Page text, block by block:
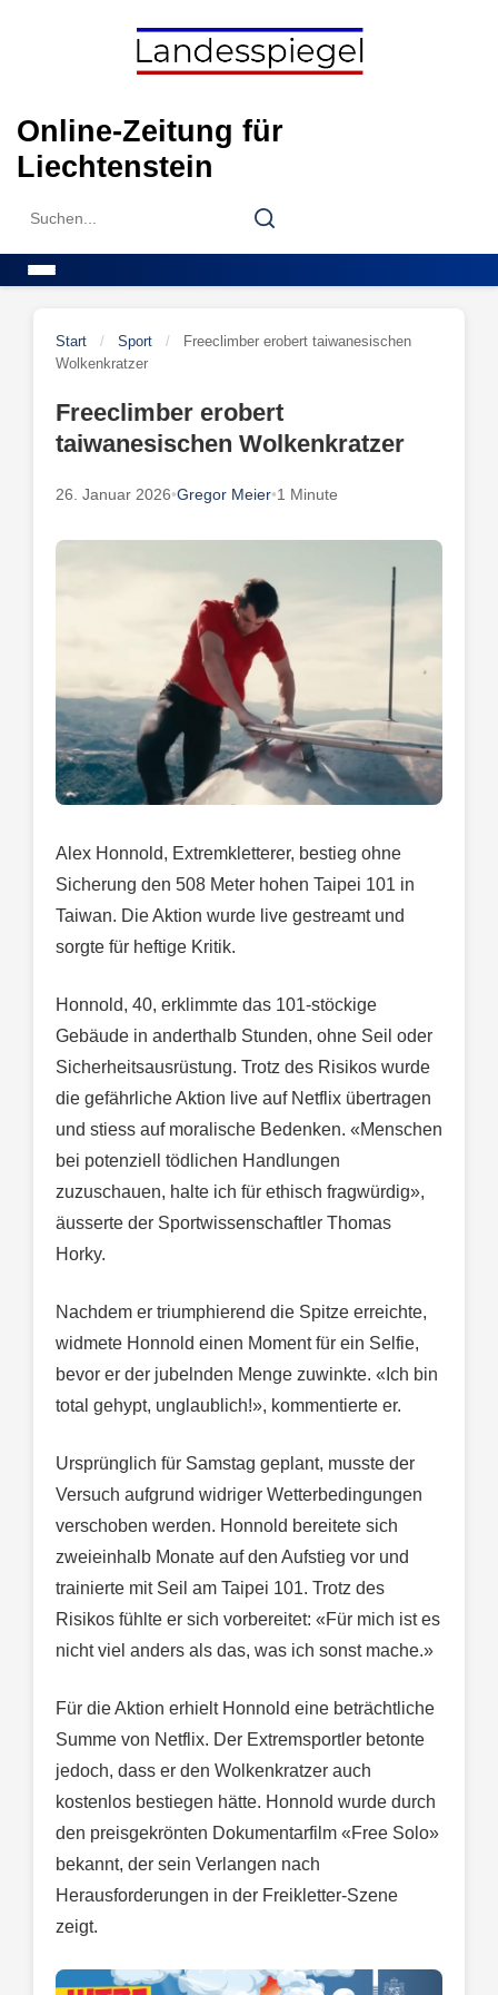
Online-Zeitung für
Liechtenstein
Search
Search
Start / Sport /
Freeclimber erobert taiwanesischen
Wolkenkratzer
Freeclimber erobert
taiwanesischen Wolkenkratzer
26. Januar 2026•Gregor Meier•1 Minute
Alex Honnold, Extremkletterer, bestieg ohne
Sicherung den 508 Meter hohen Taipei 101 in
Taiwan. Die Aktion wurde live gestreamt und
sorgte für heftige Kritik.
Honnold, 40, erklimmte das 101-stöckige
Gebäude in anderthalb Stunden, ohne Seil oder
Sicherheitsausrüstung. Trotz des Risikos wurde
die gefährliche Aktion live auf Netflix übertragen
und stiess auf moralische Bedenken. «Menschen
bei potenziell tödlichen Handlungen
zuzuschauen, halte ich für ethisch fragwürdig»,
äusserte der Sportwissenschaftler Thomas
Horky.
Nachdem er triumphierend die Spitze erreichte,
widmete Honnold einen Moment für ein Selfie,
bevor er der jubelnden Menge zuwinkte. «Ich bin
total gehypt, unglaublich!», kommentierte er.
Ursprünglich für Samstag geplant, musste der
Versuch aufgrund widriger Wetterbedingungen
verschoben werden. Honnold bereitete sich
zweieinhalb Monate auf den Aufstieg vor und
trainierte mit Seil am Taipei 101. Trotz des
Risikos fühlte er sich vorbereitet: «Für mich ist es
nicht viel anders als das, was ich sonst mache.»
Für die Aktion erhielt Honnold eine beträchtliche
Summe von Netflix. Der Extremsportler betonte
jedoch, dass er den Wolkenkratzer auch
kostenlos bestiegen hätte. Honnold wurde durch
den preisgekrönten Dokumentarfilm «Free Solo»
bekannt, der sein Verlangen nach
Herausforderungen in der Freikletter-Szene
zeigt.